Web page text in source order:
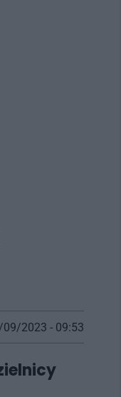
09/2023 - 09:53